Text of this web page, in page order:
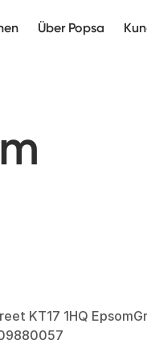
Über Popsa
KT17 1HQ